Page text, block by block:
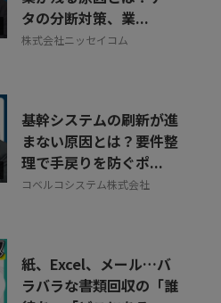
タの分断対策、業...
株式会社ニッセイコム
基幹システムの刷新が進
まない原因とは？要件整
理で手戻りを防ぐポ...
コベルコシステム株式会社
紙、Excel、メール…バ
ラバラな書類回収の「誰